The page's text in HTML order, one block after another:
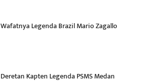
Wafatnya Legenda Brazil Mario Zagallo
Deretan Kapten Legenda PSMS Medan